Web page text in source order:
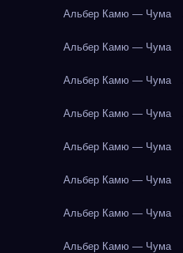
Альбер Камю — Чума
Альбер Камю — Чума
Альбер Камю — Чума
Альбер Камю — Чума
Альбер Камю — Чума
Альбер Камю — Чума
Альбер Камю — Чума
Альбер Камю — Чума